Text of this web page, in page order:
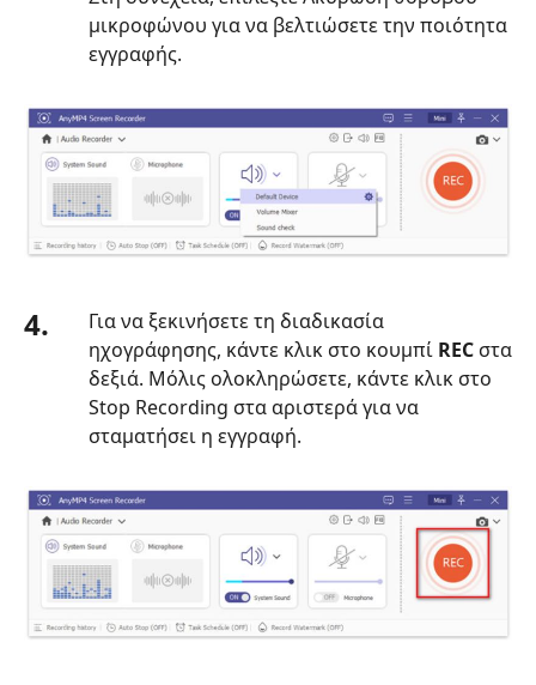
μικροφώνου για να βελτιώσετε την ποιότητα
εγγραφής.
4.
Για να ξεκινήσετε τη διαδικασία
ηχογράφησης, κάντε κλικ στο κουμπί REC στα
δεξιά. Μόλις ολοκληρώσετε, κάντε κλικ στο
Stop Recording στα αριστερά για να
σταματήσει η εγγραφή.